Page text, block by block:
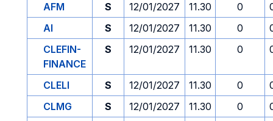
AFM
S 12/01/2027 11.30 0
AI
S 12/01/2027 11.30 0
CLEFIN-
FINANCE
S 12/01/2027 11.30 0
CLELI S 12/01/2027 11.30 0
CLMG
S 12/01/2027 11.30 0